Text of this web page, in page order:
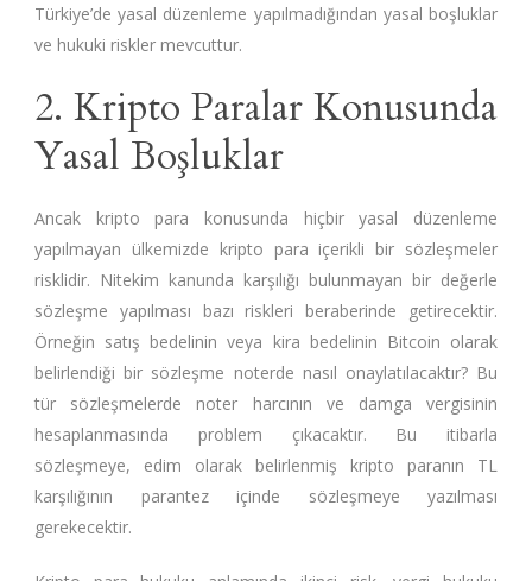
Türkiye’de yasal düzenleme yapılmadığından yasal boşluklar
ve hukuki riskler mevcuttur.
2. Kripto Paralar Konusunda
Yasal Boşluklar
Ancak kripto para konusunda hiçbir yasal düzenleme
yapılmayan ülkemizde kripto para içerikli bir sözleşmeler
risklidir. Nitekim kanunda karşılığı bulunmayan bir değerle
sözleşme yapılması bazı riskleri beraberinde getirecektir.
Örneğin satış bedelinin veya kira bedelinin Bitcoin olarak
belirlendiği bir sözleşme noterde nasıl onaylatılacaktır? Bu
tür sözleşmelerde noter harcının ve damga vergisinin
hesaplanmasında problem çıkacaktır. Bu itibarla
sözleşmeye, edim olarak belirlenmiş kripto paranın TL
karşılığının parantez içinde sözleşmeye yazılması
gerekecektir.